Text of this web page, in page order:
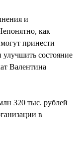
и
как
принести
состояние
Валентина
320 тыс. рублей
в